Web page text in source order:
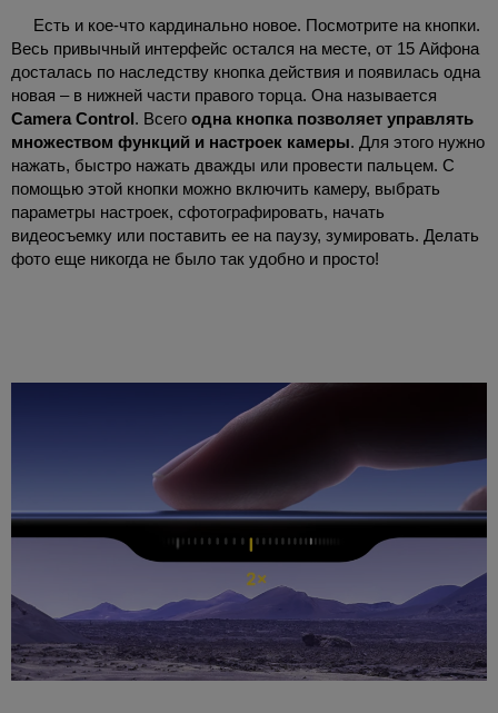
Есть и кое-что кардинально новое. Посмотрите на кнопки.
Весь привычный интерфейс остался на месте, от 15 Айфона
досталась по наследству кнопка действия и появилась одна
новая – в нижней части правого торца. Она называется
Camera Control. Всего одна кнопка позволяет управлять
множеством функций и настроек камеры. Для этого нужно
нажать, быстро нажать дважды или провести пальцем. С
помощью этой кнопки можно включить камеру, выбрать
параметры настроек, сфотографировать, начать
видеосъемку или поставить ее на паузу, зумировать. Делать
фото еще никогда не было так удобно и просто!